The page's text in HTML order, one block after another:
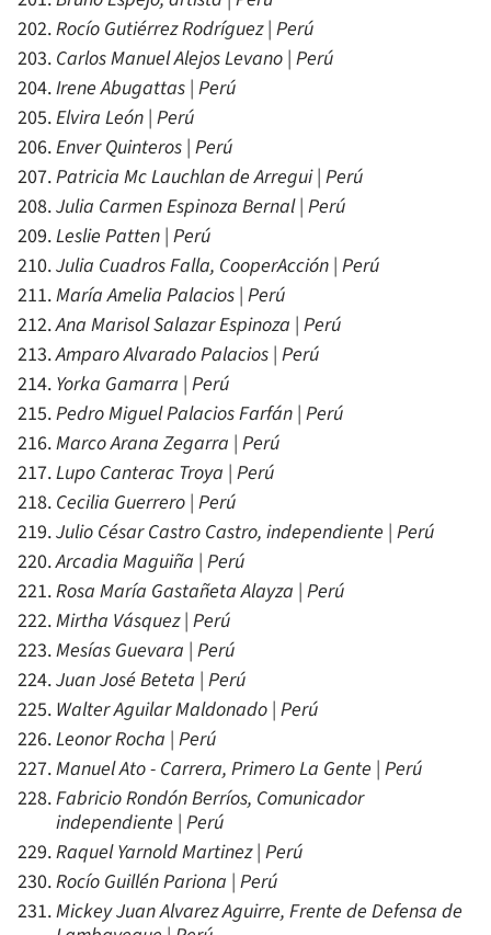
Rocío Gutiérrez Rodríguez | Perú
Carlos Manuel Alejos Levano | Perú
Irene Abugattas | Perú
Elvira León | Perú
Enver Quinteros | Perú
Patricia Mc Lauchlan de Arregui | Perú
Julia Carmen Espinoza Bernal | Perú
Leslie Patten | Perú
Julia Cuadros Falla, CooperAcción | Perú
María Amelia Palacios | Perú
Ana Marisol Salazar Espinoza | Perú
Amparo Alvarado Palacios | Perú
Yorka Gamarra | Perú
Pedro Miguel Palacios Farfán | Perú
Marco Arana Zegarra | Perú
Lupo Canterac Troya | Perú
Cecilia Guerrero | Perú
Julio César Castro Castro, independiente | Perú
Arcadia Maguiña | Perú
Rosa María Gastañeta Alayza | Perú
Mirtha Vásquez | Perú
Mesías Guevara | Perú
Juan José Beteta | Perú
Walter Aguilar Maldonado | Perú
Leonor Rocha | Perú
Manuel Ato - Carrera, Primero La Gente | Perú
Fabricio Rondón Berríos, Comunicador
independiente | Perú
Raquel Yarnold Martinez | Perú
Rocío Guillén Pariona | Perú
Mickey Juan Alvarez Aguirre, Frente de Defensa de